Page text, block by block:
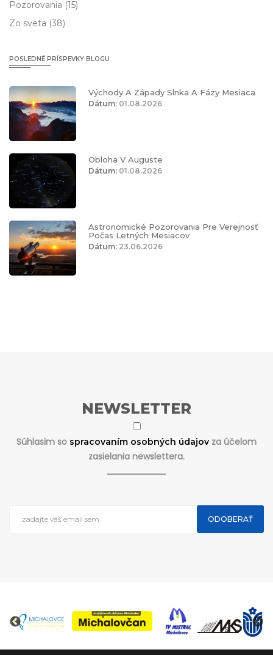
Pozorovania (15)
Zo sveta (38)
POSLEDNÉ PRÍSPEVKY BLOGU
Východy A Západy Slnka A Fázy Mesiaca
Dátum: 01.08.2026
Obloha V Auguste
Dátum: 01.08.2026
Astronomické Pozorovania Pre Verejnosť
Počas Letných Mesiacov
Dátum: 23.06.2026
NEWSLETTER
Súhlasim so spracovaním osobných údajov za účelom
zasielania newslettera.
ODOBERAŤ